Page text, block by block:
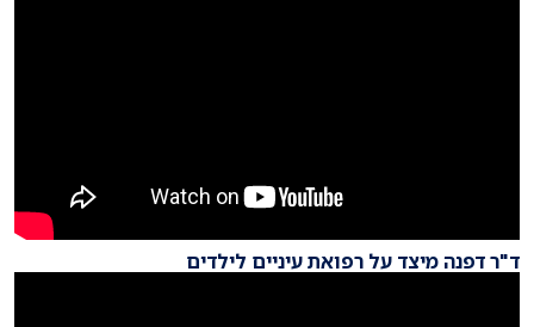
ד"ר דפנה מיצד על רפואת עיניים לילדים